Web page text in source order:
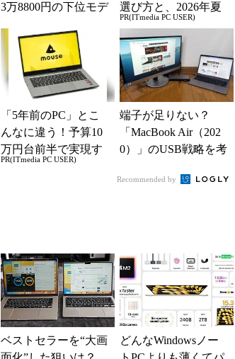
3万8800円の下位モデ
選び方と、2026年夏
の一押しモデル
PR(ITmedia PC USER)
「5年前のPC」とこ
んなに違う！予算10
万円台前半で実現す
る快適PCライフ
PR(ITmedia PC USER)
端子が足りない？
「MacBook Air（202
0）」のUSB戦略を考
Recommended by
ベストセラーを“大画
どんなWindowsノー